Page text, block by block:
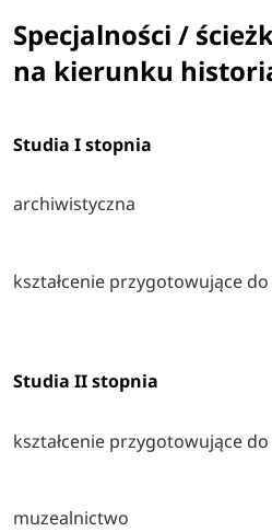
Specjalności /
na kierunku
Studia I stopnia
archiwistyczna
Studia II stopnia
muzealnictwo